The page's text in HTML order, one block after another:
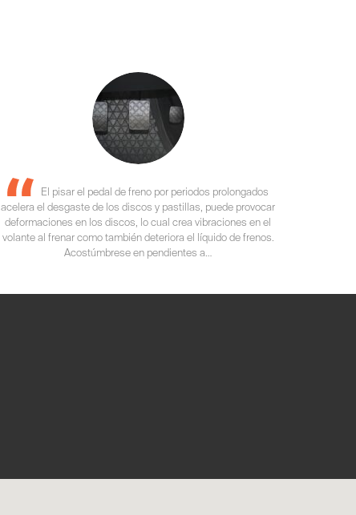
El pisar el pedal de freno por periodos prolongados
acelera el desgaste de los discos y pastillas, puede provocar
deformaciones en los discos, lo cual crea vibraciones en el
volante al frenar como también deteriora el líquido de frenos.
Acostúmbrese en pendientes a…